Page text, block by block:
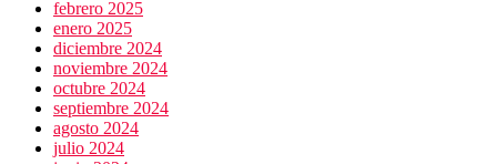
febrero 2025
enero 2025
diciembre 2024
noviembre 2024
octubre 2024
septiembre 2024
agosto 2024
julio 2024